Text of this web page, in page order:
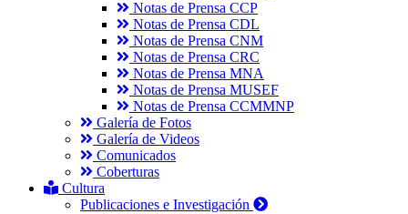
Notas de Prensa CCP
Notas de Prensa CDL
Notas de Prensa CNM
Notas de Prensa CRC
Notas de Prensa MNA
Notas de Prensa MUSEF
Notas de Prensa CCMMNP
Galería de Fotos
Galería de Videos
Comunicados
Coberturas
Cultura
Publicaciones e Investigación